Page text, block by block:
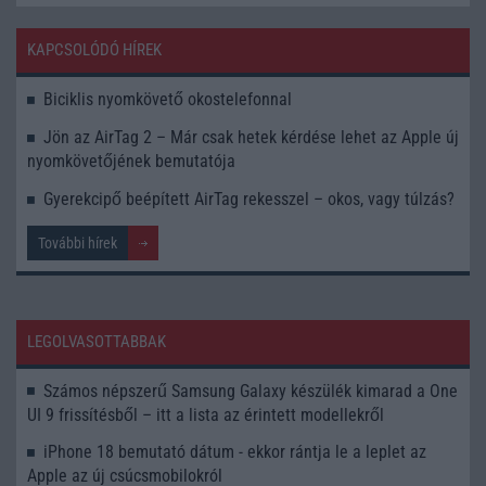
KAPCSOLÓDÓ HÍREK
Biciklis nyomkövető okostelefonnal
Jön az AirTag 2 – Már csak hetek kérdése lehet az Apple új
nyomkövetőjének bemutatója
Gyerekcipő beépített AirTag rekesszel – okos, vagy túlzás?
További hírek
LEGOLVASOTTABBAK
Számos népszerű Samsung Galaxy készülék kimarad a One
UI 9 frissítésből – itt a lista az érintett modellekről
iPhone 18 bemutató dátum - ekkor rántja le a leplet az
Apple az új csúcsmobilokról